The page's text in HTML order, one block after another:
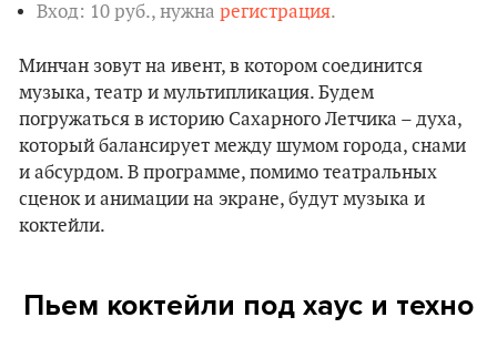
Вход: 10 руб., нужна регистрация.
Минчан зовут на ивент, в котором соединится
музыка, театр и мультипликация. Будем
погружаться в историю Сахарного Летчика – духа,
который балансирует между шумом города, снами
и абсурдом. В программе, помимо театральных
сценок и анимации на экране, будут музыка и
коктейли.
Пьем коктейли под хаус и техно